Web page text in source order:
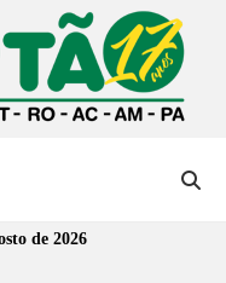
de 2026